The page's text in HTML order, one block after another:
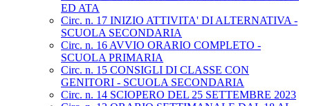
ED ATA
Circ. n. 17 INIZIO ATTIVITA' DI ALTERNATIVA -
SCUOLA SECONDARIA
Circ. n. 16 AVVIO ORARIO COMPLETO -
SCUOLA PRIMARIA
Circ. n. 15 CONSIGLI DI CLASSE CON
GENITORI - SCUOLA SECONDARIA
Circ. n. 14 SCIOPERO DEL 25 SETTEMBRE 2023